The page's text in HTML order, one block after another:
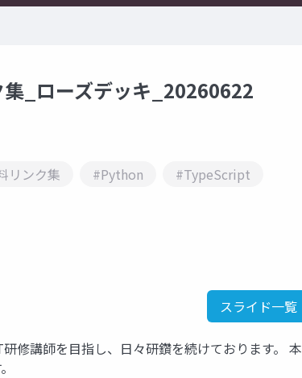
_ローズデッキ_20260622
リンク集 #Python #TypeScript
スライド一覧
修講師を目指し、日々研鑽を続けております。 本